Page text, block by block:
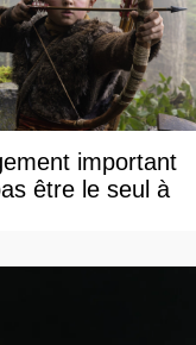
important
être le seul à